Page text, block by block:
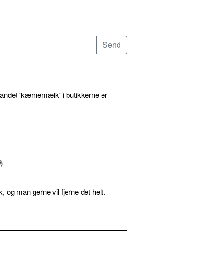
'kærnemælk' i butikkerne er
og man gerne vil fjerne det helt.